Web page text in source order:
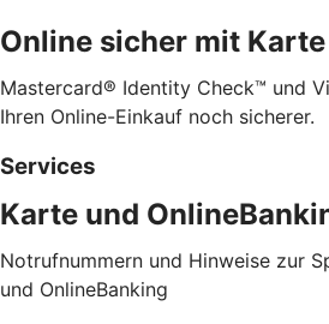
Online sicher mit
Mastercard® Identity Check™ und
Ihren Online-Einkauf noch sicherer.
Services
Karte und
Notrufnummern und Hinweise zur
und OnlineBanking